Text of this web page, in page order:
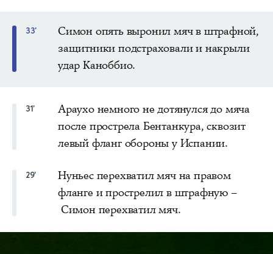
33'
Симон опять выронил мяч в штрафной,
защитники подстраховали и накрыли
удар Каноббио.
31'
Араухо немного не дотянулся до мяча
после прострела Бентанкура, сквозит
левый фланг обороны у Испании.
29'
Нуньес перехватил мяч на правом
фланге и прострелил в штрафную –
Симон перехватил мяч.